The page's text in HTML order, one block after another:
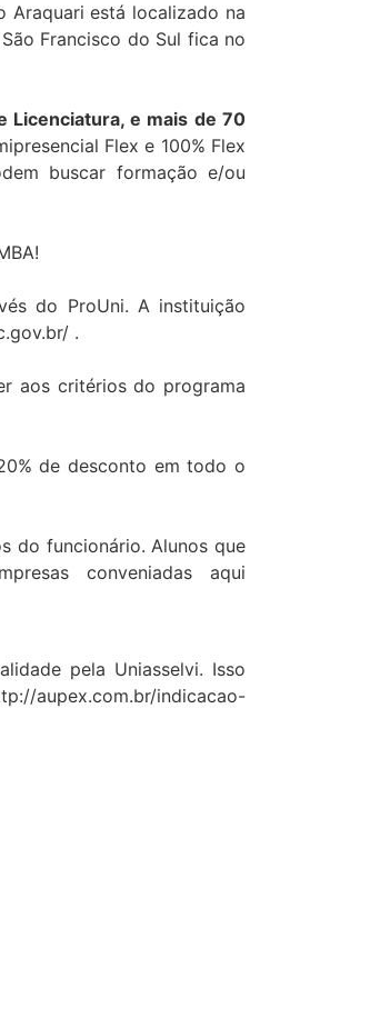
Araquari está localizado na
Francisco do Sul fica no
Licenciatura, e mais de 70
Flex e 100% Flex
buscar formação e/ou
do ProUni. A instituição
.
aos critérios do programa
de desconto em todo o
do funcionário. Alunos que
conveniadas aqui
pela Uniasselvi. Isso
aupex.com.br/indicacao-